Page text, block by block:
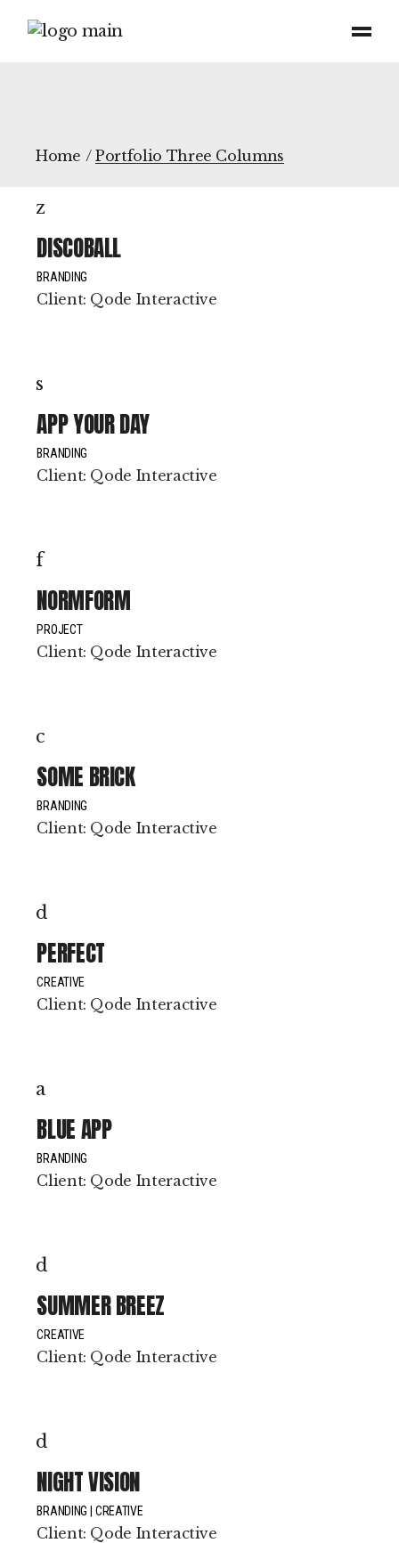
Home Portfolio Three Columns
DISCOBALL
BRANDING
Client: Qode Interactive
APP YOUR DAY
BRANDING
Client: Qode Interactive
NORMFORM
PROJECT
Client: Qode Interactive
SOME BRICK
BRANDING
Client: Qode Interactive
PERFECT
CREATIVE
Client: Qode Interactive
BLUE APP
BRANDING
Client: Qode Interactive
SUMMER BREEZ
CREATIVE
Client: Qode Interactive
NIGHT VISION
BRANDING CREATIVE
Client: Qode Interactive